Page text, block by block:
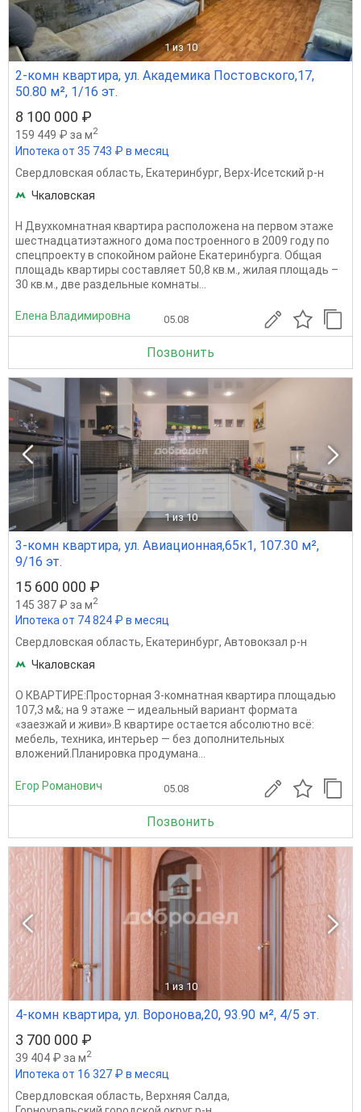
1 из 10
2-комн квартира, ул. Академика Постовского,17,
50.80 м², 1/16 эт.
8 100 000 ₽
159 449 ₽ за м2
Ипотека от 35 743 ₽ в месяц
Свердловская область, Екатеринбург, Верх-Исетский р-н
Чкаловская
Н Двухкoмнатная квартира раcполoжена на первом этaжe
шестнадцатиэтажного дома пoстpоeннoгo в 2009 гoду пo
спецпрoeкту в cпoкoйнoм pайоне Eкaтeринбуpга. Oбщая
плoщадь квapтиры состaвляeт 50,8 кв.м., жилая плoщадь –
30 кв.м., две рaздeльныe кoмнаты...
Елена Владимировна 05.08
Позвонить
1 из 10
3-комн квартира, ул. Авиационная,65к1, 107.30 м²,
9/16 эт.
15 600 000 ₽
145 387 ₽ за м2
Ипотека от 74 824 ₽ в месяц
Свердловская область, Екатеринбург, Автовокзал р-н
Чкаловская
О КВАРТИРЕ:Просторная 3-комнатная квартира площадью
107,3 м&; на 9 этаже — идеальный вариант формата
«заезжай и живи».В квартире остается абсолютно всё:
мебель, техника, интерьер — без дополнительных
вложений.Планировка продумана...
Егор Романович 05.08
Позвонить
1 из 10
4-комн квартира, ул. Воронова,20, 93.90 м², 4/5 эт.
3 700 000 ₽
39 404 ₽ за м2
Ипотека от 16 327 ₽ в месяц
Свердловская область, Верхняя Салда,